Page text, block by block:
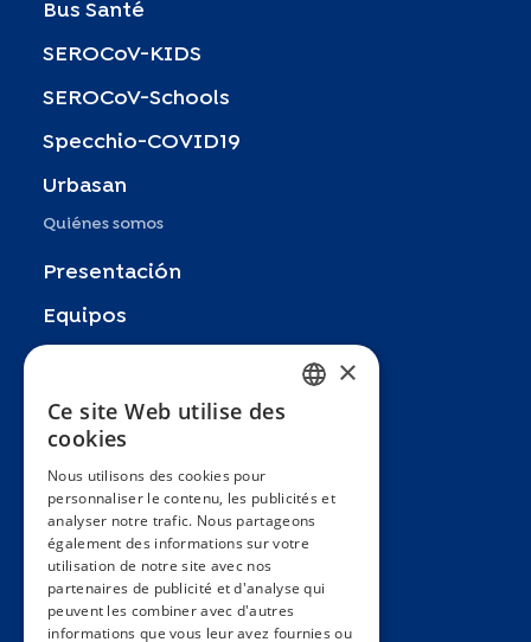
Bus Santé
SEROCoV-KIDS
SEROCoV-Schools
Specchio-COVID19
Urbasan
Quiénes somos
Presentación
Equipos
Publicaciones
Zoom In
Contacto
Condiciones generales
Hôpitaux Universitaires Genève
FRENCH
SPANISH
GERMAN
ITALIAN
PORTUGUESE
×
Ce site Web utilise des
cookies
Nous utilisons des cookies pour
personnaliser le contenu, les publicités et
analyser notre trafic. Nous partageons
également des informations sur votre
utilisation de notre site avec nos
partenaires de publicité et d'analyse qui
peuvent les combiner avec d'autres
informations que vous leur avez fournies ou